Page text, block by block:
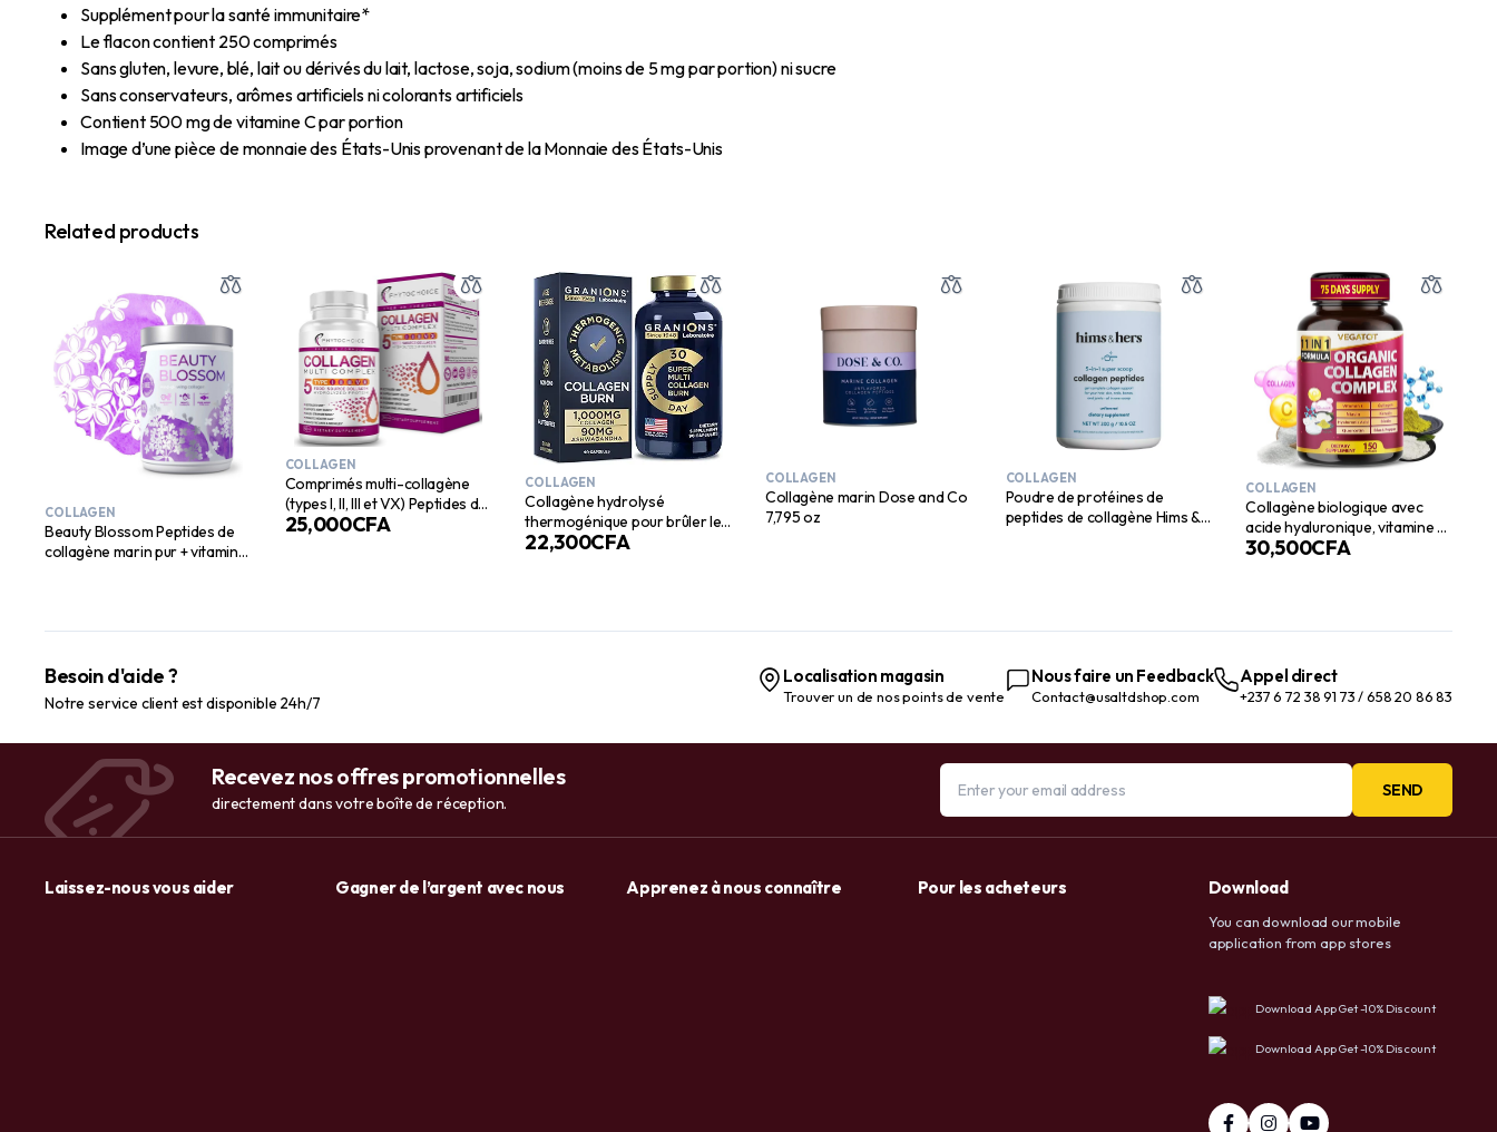
Supplément pour la santé immunitaire*
Le flacon contient 250 comprimés
Sans gluten, levure, blé, lait ou dérivés du lait, lactose, soja, sodium (moins de 5 mg par portion) ni sucre
Sans conservateurs, arômes artificiels ni colorants artificiels
Contient 500 mg de vitamine C par portion
Image d’une pièce de monnaie des États-Unis provenant de la Monnaie des États-Unis
Related products
COLLAGEN
Beauty Blossom Peptides de
collagène marin pur + vitamine
mûre lilas
COLLAGEN
Comprimés multi-collagène
(types I, II, III et VX) Peptides de
collagène hydrolysé pur –
25,000CFA
COLLAGEN
Collagène hydrolysé
thermogénique pour brûler les
graisses – Acide hyaluronique,
22,300CFA
COLLAGEN
Collagène marin Dose and Co
7,795 oz
COLLAGEN
Poudre de protéines de
peptides de collagène Hims &
COLLAGEN
Collagène biologique avec
acide hyaluronique, vitamine C,
biotine, kératine et niacine –
vieillissement sain – Fabriqué
de 1))
30,500CFA
Besoin d'aide ?
Notre service client est disponible 24h/7
Localisation magasin
Trouver un de nos points de vente
Nous faire un Feedback
Contact@usaltdshop.com
Appel direct
+237 6 72 38 91 73 / 658 20 86 83
Recevez nos offres promotionnelles
directement dans votre boîte de réception.
SEND
Laissez-nous vous aider Gagner de l’argent avec nous Apprenez à nous connaître Pour les acheteurs Download
You can download our mobile
application from app stores
Download App Get -10% Discount
Download App Get -10% Discount